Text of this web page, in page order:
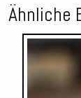
Ähnliche